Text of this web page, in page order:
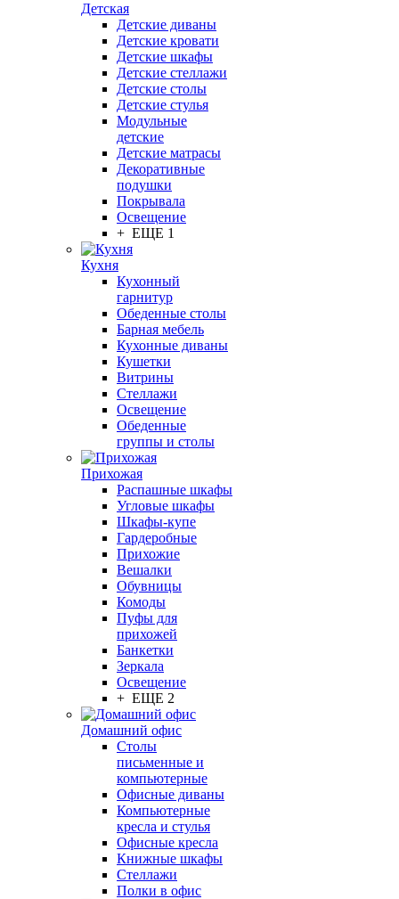
Детская
Детские диваны
Детские кровати
Детские шкафы
Детские стеллажи
Детские столы
Детские стулья
Модульные
детские
Детские матрасы
Декоративные
подушки
Покрывала
Освещение
+ ЕЩЕ 1
Кухня
Кухонный
гарнитур
Обеденные столы
Барная мебель
Кухонные диваны
Кушетки
Витрины
Стеллажи
Освещение
Обеденные
группы и столы
Прихожая
Распашные шкафы
Угловые шкафы
Шкафы-купе
Гардеробные
Прихожие
Вешалки
Обувницы
Комоды
Пуфы для
прихожей
Банкетки
Зеркала
Освещение
+ ЕЩЕ 2
Домашний офис
Столы
письменные и
компьютерные
Офисные диваны
Компьютерные
кресла и стулья
Офисные кресла
Книжные шкафы
Стеллажи
Полки в офис